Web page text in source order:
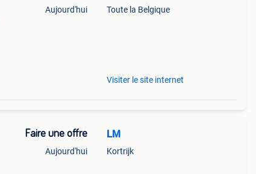
Aujourd'hui Toute la Belgique
Visiter le site internet
Faire une offre
Aujourd'hui
LM
Kortrijk